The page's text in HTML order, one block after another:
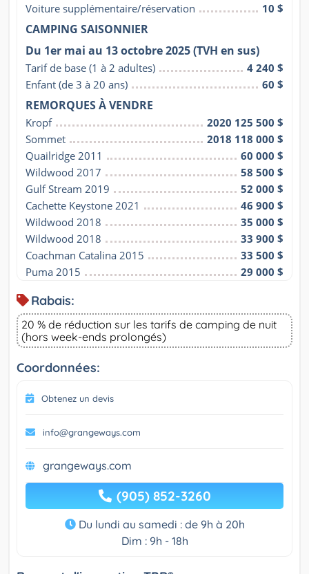
Voiture supplémentaire/réservation
10 $
CAMPING SAISONNIER
Du 1er mai au 13 octobre 2025 (TVH en sus)
Tarif de base (1 à 2 adultes)
4 240 $
Enfant (de 3 à 20 ans)
60 $
REMORQUES À VENDRE
Kropf
2020 125 500 $
Sommet
2018 118 000 $
Quailridge 2011
60 000 $
Wildwood 2017
58 500 $
Gulf Stream 2019
52 000 $
Cachette Keystone 2021
46 900 $
Wildwood 2018
35 000 $
Wildwood 2018
33 900 $
Coachman Catalina 2015
33 500 $
Puma 2015
29 000 $
Rabais:
20 % de réduction sur les tarifs de camping de nuit
(hors week-ends prolongés)
Coordonnées:
Obtenez un devis
info@grangeways.com
grangeways.com
(905) 852-3260
Du lundi au samedi : de 9h à 20h
Dim : 9h - 18h